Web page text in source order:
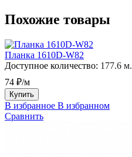
Похожие товары
Планка 1610D-W82
Доступное количество: 177.6 м.
74 ₽/м
Купить
В избранное В избранном
Сравнить